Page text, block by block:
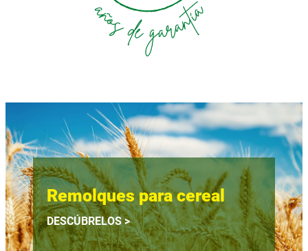
Remolques para cereal
DESCÚBRELOS >